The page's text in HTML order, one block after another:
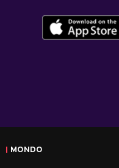
MONDO